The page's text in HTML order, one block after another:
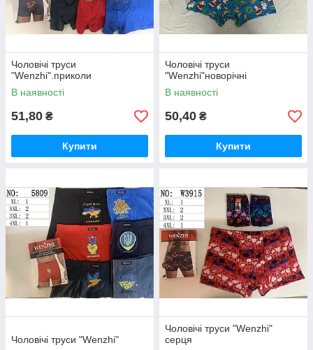
Чоловічі труси
"Wenzhi".приколи
В наявності
51,80 ₴
Купити
Чоловічі труси
"Wenzhi"новорічні
В наявності
50,40 ₴
Купити
Чоловічі труси "Wenzhi"
Чоловічі труси "Wenzhi"
серця